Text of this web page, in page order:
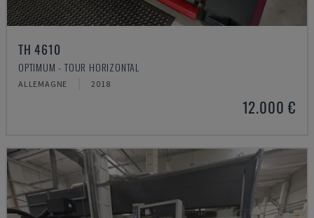
TH 4610
OPTIMUM - TOUR HORIZONTAL
ALLEMAGNE 2018
12.000 €